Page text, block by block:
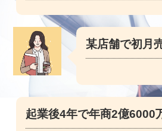
某店舗で初月
起業後4年で年商2億6000